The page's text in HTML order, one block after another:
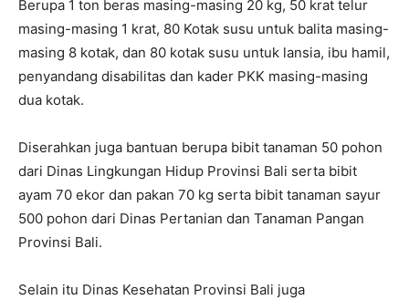
Berupa 1 ton beras masing-masing 20 kg, 50 krat telur
masing-masing 1 krat, 80 Kotak susu untuk balita masing-
masing 8 kotak, dan 80 kotak susu untuk lansia, ibu hamil,
penyandang disabilitas dan kader PKK masing-masing
dua kotak.
Diserahkan juga bantuan berupa bibit tanaman 50 pohon
dari Dinas Lingkungan Hidup Provinsi Bali serta bibit
ayam 70 ekor dan pakan 70 kg serta bibit tanaman sayur
500 pohon dari Dinas Pertanian dan Tanaman Pangan
Provinsi Bali.
Selain itu Dinas Kesehatan Provinsi Bali juga